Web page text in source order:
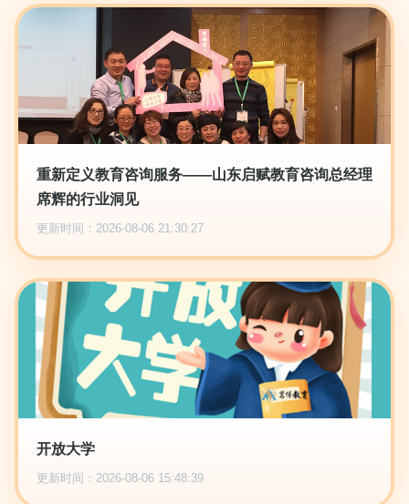
重新定义教育咨询服务——山东启赋教育咨询总经理
席辉的行业洞见
更新时间：2026-08-06 21:30:27
开放大学
更新时间：2026-08-06 15:48:39